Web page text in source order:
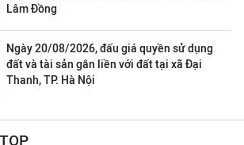
Lâm Đồng
Ngày 20/08/2026, đấu giá quyền sử dụng
đất và tài sản gắn liền với đất tại xã Đại
Thanh, TP. Hà Nội